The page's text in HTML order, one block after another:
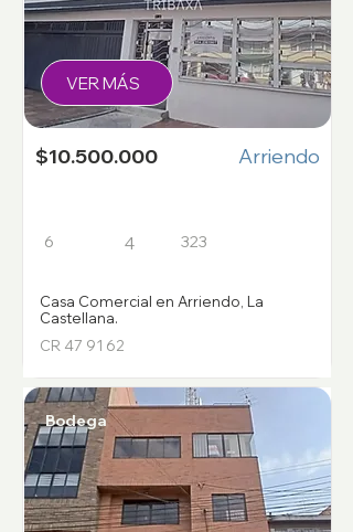
VER MÁS
$10.500.000 Arriendo
6 4 323
Casa Comercial en Arriendo, La
Castellana.
CR 47 91 62
Bodega